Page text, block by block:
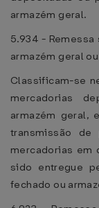
armazém geral.
5.934 -
armazém geral
Classificam-se
mercadorias
armazém geral,
transmissão de
mercadorias em
sido entregue
fechado ou